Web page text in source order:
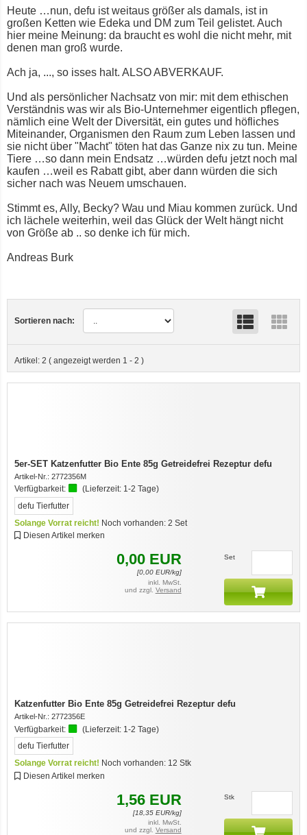
7er-VE Bio Tee Wilde Brennnessel 60g Belt's Bio
Ente, Reis und Karotten 400g BioPur Bio Hundefutter
Heute …nun, defu ist weitaus größer als damals, ist in
großen Ketten wie Edeka und DM zum Teil gelistet. Auch
hier meine Meinung: da braucht es wohl die nicht mehr, mit
denen man groß wurde.
Ach ja, ..., so isses halt. ALSO ABVERKAUF.
Und als persönlicher Nachsatz von mir: mit dem ethischen
Verständnis was wir als Bio-Unternehmer eigentlich pflegen,
nämlich eine Welt der Diversität, ein gutes und höfliches
Miteinander, Organismen den Raum zum Leben lassen und
sie nicht über "Macht" töten hat das Ganze nix zu tun. Meine
Tiere …so dann mein Endsatz …würden defu jetzt noch mal
kaufen …weil es Rabatt gibt, aber dann würden die sich
sicher nach was Neuem umschauen.
Stimmt es, Ally, Becky? Wau und Miau kommen zurück. Und
ich lächele weiterhin, weil das Glück der Welt hängt nicht
von Größe ab .. so denke ich für mich.
Andreas Burk
Sortieren nach:
Artikel: 2 ( angezeigt werden 1 - 2 )
5er-SET Katzenfutter Bio Ente 85g Getreidefrei Rezeptur defu
Artikel-Nr.: 2772356M
Verfügbarkeit: (Lieferzeit: 1-2 Tage)
defu Tierfutter
Solange Vorrat reicht! Noch vorhanden: 2 Set
Diesen Artikel merken
0,00 EUR
[0,00EUR/kg]
inkl. MwSt.
und zzgl. Versand
Set
Katzenfutter Bio Ente 85g Getreidefrei Rezeptur defu
Artikel-Nr.: 2772356E
Verfügbarkeit: (Lieferzeit: 1-2 Tage)
defu Tierfutter
Solange Vorrat reicht! Noch vorhanden: 12 Stk
Diesen Artikel merken
1,56 EUR
[18,35EUR/kg]
inkl. MwSt.
und zzgl. Versand
Stk